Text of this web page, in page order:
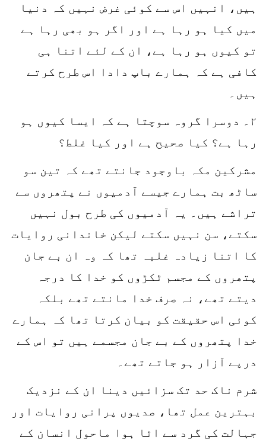
ہیں، انہیں اس سے کوئی غرض نہیں کہ دنیا
میں کیا ہو رہا ہے اور اگر ہو بھی رہا ہے
تو کیوں ہو رہا ہے، ان کے لئے اتنا ہی
کافی ہے کہ ہمارے باپ دادا اس طرح کرتے
ہیں۔
۲۔ دوسرا گروہ سوچتا ہے کہ ایسا کیوں ہو
رہا ہے؟ کیا صحیح ہے اور کیا غلط؟
مشرکین مکہ باوجود جانتے تھے کہ تین سو
ساٹھ بت ہمارے جیسے آدمیوں نے پتھروں سے
تراشے ہیں۔ یہ آدمیوں کی طرح بول نہیں
سکتے، سن نہیں سکتے لیکن خاندانی روایات
کا اتنا زیادہ غلبہ تھا کہ وہ ان بے جان
پتھروں کے مجسم ٹکڑوں کو خدا کا درجہ
دیتے تھے، نہ صرف خدا مانتے تھے بلکہ
کوئی اس حقیقت کو بیان کرتا تھا کہ ہمارے
خدا پتھروں کے بے جان مجسمے ہیں تو اس کے
درپے آزار ہو جاتے تھے۔
شرم ناک حد تک سزائیں دینا ان کے نزدیک
بہترین عمل تھا، صدیوں پرانی روایات اور
جہالت کی گرد سے اٹا ہوا ماحول انسان کے